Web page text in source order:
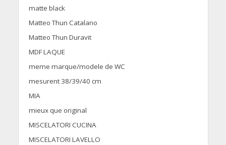
matte black
Matteo Thun Catalano
Matteo Thun Duravit
MDF LAQUE
meme marque/modele de WC
mesurent 38/39/40 cm
MIA
mieux que original
MISCELATORI CUCINA
MISCELATORI LAVELLO